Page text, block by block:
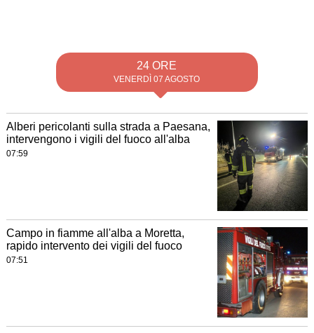
24 ORE
VENERDÌ 07 AGOSTO
Alberi pericolanti sulla strada a Paesana,
intervengono i vigili del fuoco all'alba
07:59
Campo in fiamme all'alba a Moretta,
rapido intervento dei vigili del fuoco
07:51